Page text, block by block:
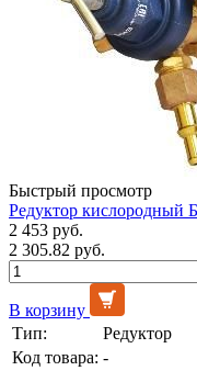
Быстрый просмотр
Редуктор
2 453 руб.
2 305.82 руб.
В корзину
Тип:
Редуктор
Код товара: -